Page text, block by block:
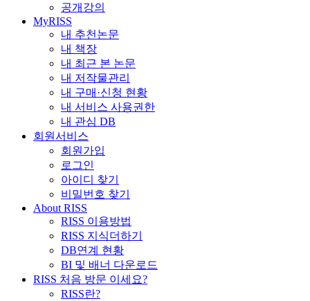
공개강의
MyRISS
내 추천논문
내 책장
내 최근 본 논문
내 저작물관리
내 구매·신청 현황
내 서비스 사용권한
내 관심 DB
회원서비스
회원가입
로그인
아이디 찾기
비밀번호 찾기
About RISS
RISS 이용방법
RISS 지식더하기
DB연계 현황
BI 및 배너 다운로드
RISS 처음 방문 이세요?
RISS란?